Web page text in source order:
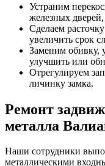
Устраним
железных
Сделаем
увеличить срок
Заменим
улучшить или
Отрегулируем
личинку замка.
Ремонт
металла
Наши сотрудники
металлическими